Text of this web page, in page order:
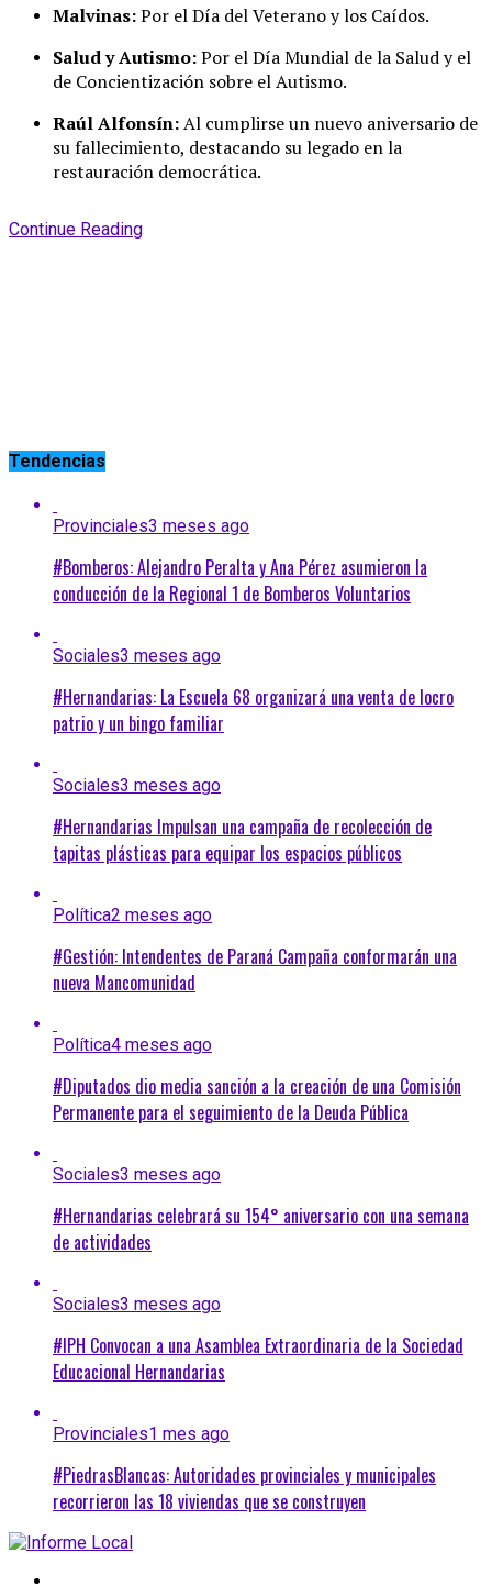
Malvinas:Por el Día del Veterano y los Caídos.
Salud y Autismo:Por el Día Mundial de la Salud y el
de Concientización sobre el Autismo.
Raúl Alfonsín:Al cumplirse un nuevo aniversario de
su fallecimiento, destacando su legado en la
restauración democrática.
Continue Reading
Tendencias
Provinciales3 meses ago
#Bomberos: Alejandro Peralta y Ana Pérez asumieron la
conducción de la Regional 1 de Bomberos Voluntarios
Sociales3 meses ago
#Hernandarias: La Escuela 68 organizará una venta de locro
patrio y un bingo familiar
Sociales3 meses ago
#Hernandarias Impulsan una campaña de recolección de
tapitas plásticas para equipar los espacios públicos
Política2 meses ago
#Gestión: Intendentes de Paraná Campaña conformarán una
nueva Mancomunidad
Política4 meses ago
#Diputados dio media sanción a la creación de una Comisión
Permanente para el seguimiento de la Deuda Pública
Sociales3 meses ago
#Hernandarias celebrará su 154° aniversario con una semana
de actividades
Sociales3 meses ago
#IPH Convocan a una Asamblea Extraordinaria de la Sociedad
Educacional Hernandarias
Provinciales1 mes ago
#PiedrasBlancas: Autoridades provinciales y municipales
recorrieron las 18 viviendas que se construyen